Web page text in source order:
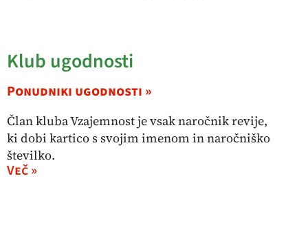
Klub ugodnosti
Ponudniki ugodnosti »
Član kluba Vzajemnost je vsak naročnik revije,
ki dobi kartico s svojim imenom in naročniško
številko.
Več »